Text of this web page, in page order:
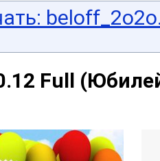
Full